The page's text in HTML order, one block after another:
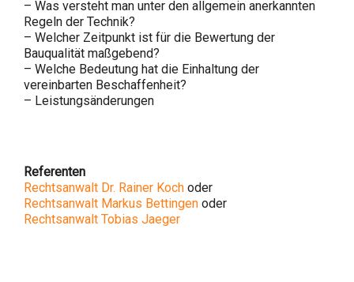
– Was versteht man unter den allgemein anerkannten
Regeln der Technik?
– Welcher Zeitpunkt ist für die Bewertung der
Bauqualität maßgebend?
– Welche Bedeutung hat die Einhaltung der
vereinbarten Beschaffenheit?
– Leistungsänderungen
Referenten
Rechtsanwalt Dr. Rainer Koch oder
Rechtsanwalt Markus Bettingen oder
Rechtsanwalt Tobias Jaeger